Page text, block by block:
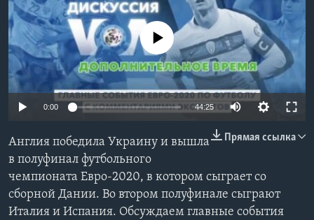
Learning English
СОЦИАЛЬНЫЕ СЕТИ
No media source currently available
0:00 44:25
Прямая ссылка
Англия победила Украину и вышла
в полуфинал футбольного
чемпионата Евро-2020, в котором сыграет со
сборной Дании. Во втором полуфинале сыграют
Италия и Испания. Обсуждаем главные события